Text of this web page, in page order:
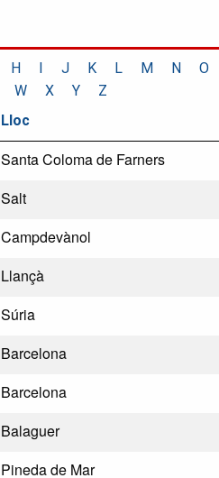
H I J K L M N
O
W X Y
Z
Lloc
Santa Coloma de Farners
Salt
Campdevànol
Llançà
Súria
Barcelona
Barcelona
Balaguer
Pineda de Mar